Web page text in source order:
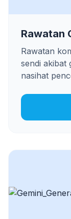
Rawatan
Rawatan
sendi akibat
nasihat